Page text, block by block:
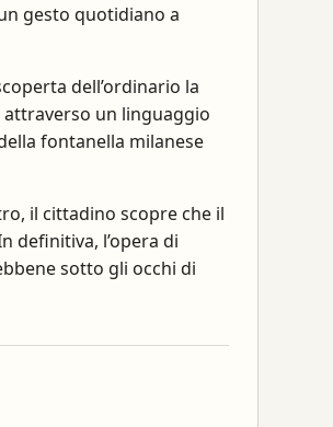
gesto quotidiano a
dell’ordinario la
attraverso un linguaggio
fontanella milanese
il cittadino scopre che il
definitiva, l’opera di
sotto gli occhi di